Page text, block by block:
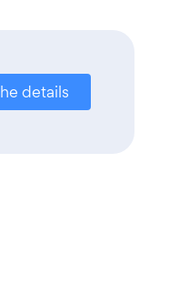
details